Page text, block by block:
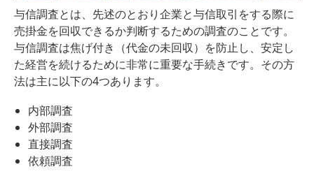
与信調査とは、先述のとおり企業と与信取引をする際に
売掛金を回収できるか判断するための調査のことです。
与信調査は焦げ付き（代金の未回収）を防止し、安定し
た経営を続けるために非常に重要な手続きです。その方
法は主に以下の4つあります。
内部調査
外部調査
直接調査
依頼調査